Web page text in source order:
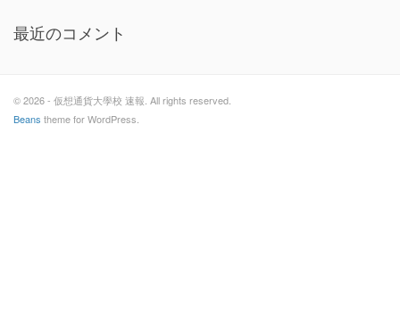
最近のコメント
© 2026 - 仮想通貨大學校 速報. All rights reserved.
Beans theme for WordPress.